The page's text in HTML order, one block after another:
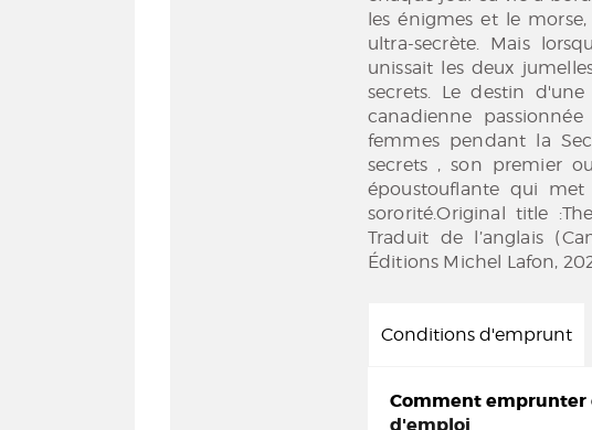
les énigmes et le
ultra-secrète. Mais
unissait les deux
secrets. Le destin
canadienne
femmes pendant la
secrets , son premier
époustouflante qui
sororité.Original title
Traduit de l’anglais
Éditions Michel Lafon,
Conditions d'emprunt
Comment emprunter
d'emploi